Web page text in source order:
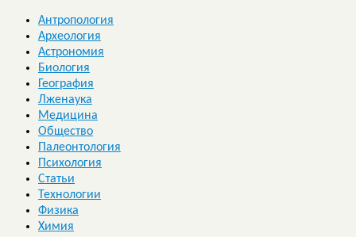
Антропология
Археология
Астрономия
Биология
География
Лженаука
Медицина
Общество
Палеонтология
Психология
Статьи
Технологии
Физика
Химия